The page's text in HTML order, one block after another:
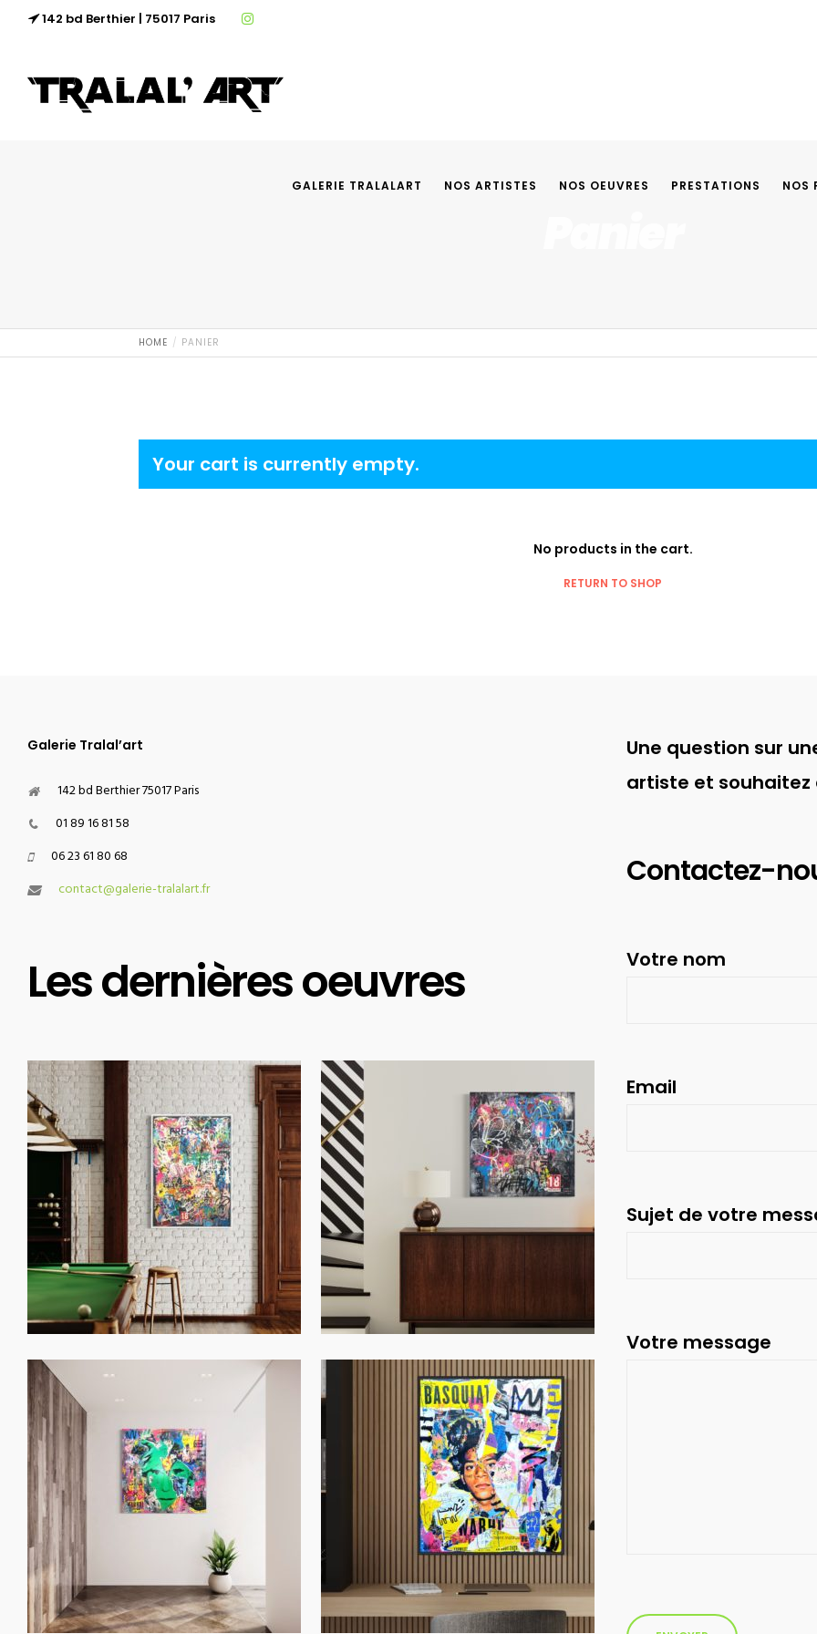
142 bd Berthier | 75017 Paris
GALERIE TRALALART NOS ARTISTES NOS OEUVRES PRESTATIONS NOS
HOME PANIER
Your cart is currently empty.
No products in the cart.
RETURN TO SHOP
Galerie Tralal’art
142 bd Berthier 75017 Paris
01 89 16 81 58
06 23 61 80 68
contact@galerie-tralalart.fr
Les dernières oeuvres
Une question sur
artiste et souhaitez
Contactez-
Votre nom
Email
Sujet de votre
Votre message